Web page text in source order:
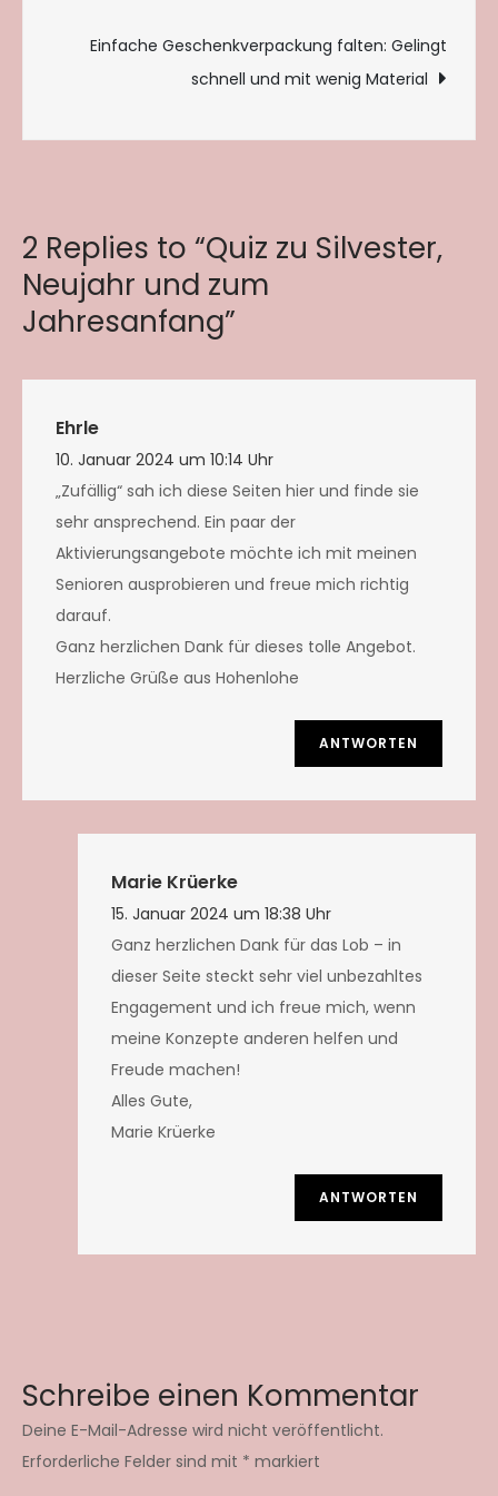
Einfache Geschenkverpackung falten: Gelingt
schnell und mit wenig Material
2 Replies to “Quiz zu Silvester,
Neujahr und zum
Jahresanfang”
Ehrle
10. Januar 2024 um 10:14 Uhr
„Zufällig“ sah ich diese Seiten hier und finde sie
sehr ansprechend. Ein paar der
Aktivierungsangebote möchte ich mit meinen
Senioren ausprobieren und freue mich richtig
darauf.
Ganz herzlichen Dank für dieses tolle Angebot.
Herzliche Grüße aus Hohenlohe
ANTWORTEN
Marie Krüerke
15. Januar 2024 um 18:38 Uhr
Ganz herzlichen Dank für das Lob – in
dieser Seite steckt sehr viel unbezahltes
Engagement und ich freue mich, wenn
meine Konzepte anderen helfen und
Freude machen!
Alles Gute,
Marie Krüerke
ANTWORTEN
Schreibe einen Kommentar
Deine E-Mail-Adresse wird nicht veröffentlicht.
Erforderliche Felder sind mit * markiert